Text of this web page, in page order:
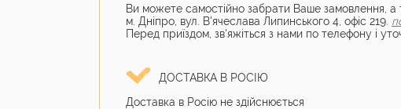
Ви можете самостійно забрати Ваше замовлення,
м. Дніпро, вул. В'ячеслава Липинського 4, офіс 219.
Перед приїздом, зв'яжіться з нами по телефону і
ДОСТАВКА В РОСІЮ
Доставка в Росію не здійснюється